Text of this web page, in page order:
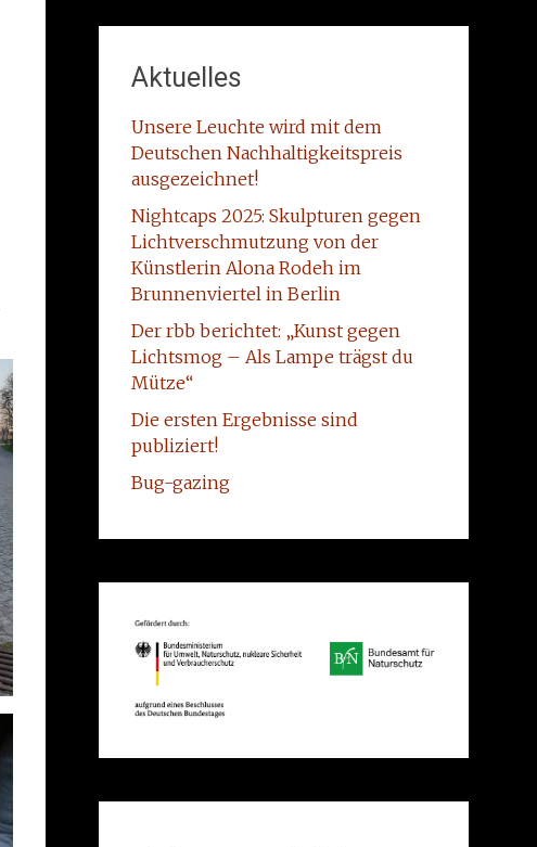
Aktuelles
Unsere Leuchte wird mit dem
Deutschen Nachhaltigkeitspreis
ausgezeichnet!
Nightcaps 2025: Skulpturen gegen
Lichtverschmutzung von der
Künstlerin Alona Rodeh im
Brunnenviertel in Berlin
Der rbb berichtet: „Kunst gegen
Lichtsmog – Als Lampe trägst du
Mütze“
Die ersten Ergebnisse sind
publiziert!
Bug-gazing